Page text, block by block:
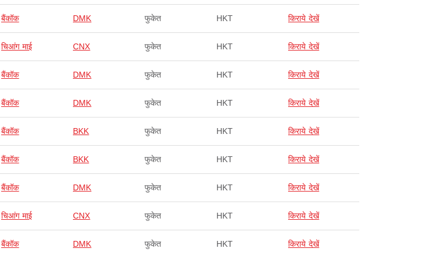
बैंकॉक DMK फुकेत HKT किराये देखें
चिआंग माई CNX फुकेत HKT किराये देखें
बैंकॉक DMK फुकेत HKT किराये देखें
बैंकॉक DMK फुकेत HKT किराये देखें
बैंकॉक BKK फुकेत HKT किराये देखें
बैंकॉक BKK फुकेत HKT किराये देखें
बैंकॉक DMK फुकेत HKT किराये देखें
चिआंग माई CNX फुकेत HKT किराये देखें
बैंकॉक DMK फुकेत HKT किराये देखें